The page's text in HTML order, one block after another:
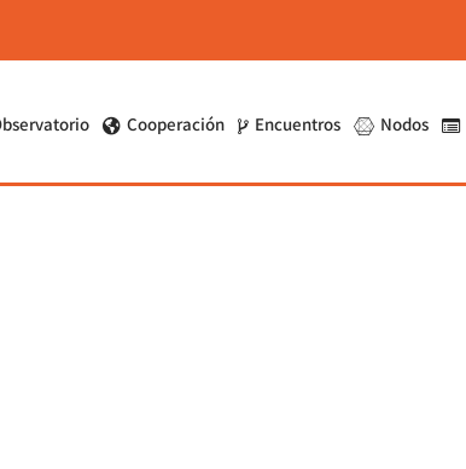
Cooperación Encuentros Nodos